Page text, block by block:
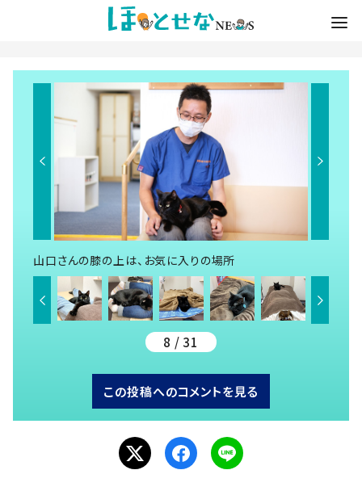
山口さんの膝の上は、お気に入りの場所
8 / 31
この投稿へのコメントを見る